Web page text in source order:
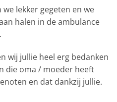
we lekker gegeten en we
halen in de ambulance
wij jullie heel erg bedanken
die oma / moeder heeft
en dat dankzij jullie.